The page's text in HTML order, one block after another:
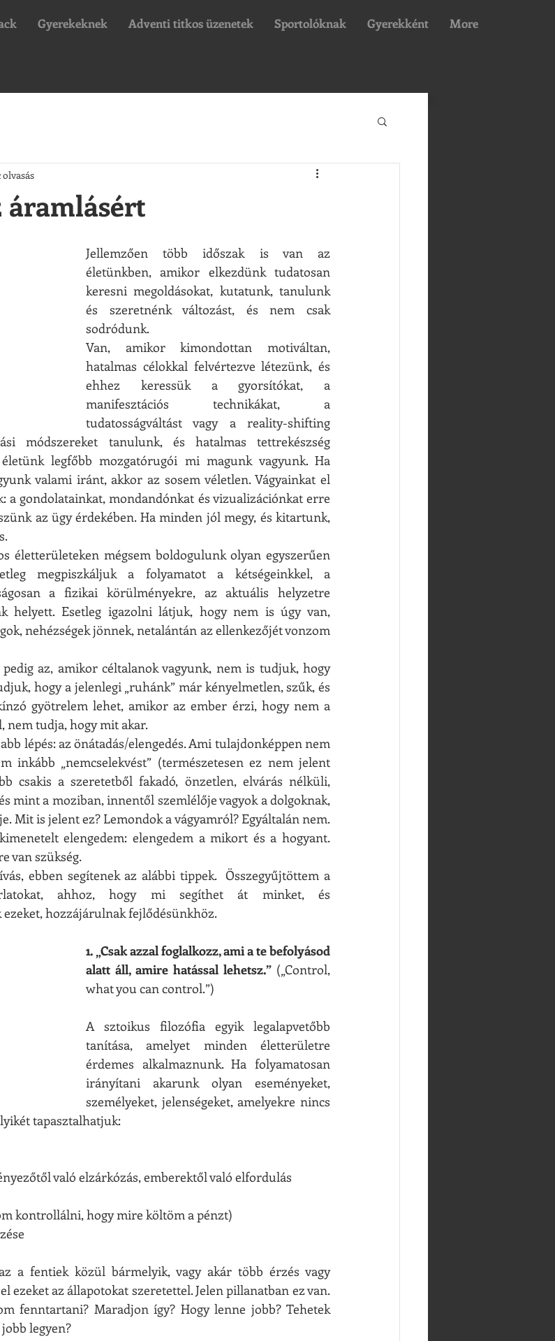
Gyerekeknek Adventi titkos üzenetek Sportolóknak Gyerekként More
áramlásért
Jellemzően több időszak is van az
életünkben, amikor elkezdünk tudatosan
keresni megoldásokat, kutatunk, tanulunk
és szeretnénk változást, és nem csak
sodródunk.
Van, amikor kimondottan motiváltan,
hatalmas célokkal felvértezve létezünk, és
ehhez keressük a gyorsítókat, a
manifesztációs technikákat, a
tudatosságváltást vagy a reality-shifting
módszereket tanulunk, és hatalmas tettrekészség
legfőbb mozgatórugói mi magunk vagyunk. Ha
valami iránt, akkor az sosem véletlen. Vágyainkat el
gondolatainkat, mondandónkat és vizualizációnkat erre
az ügy érdekében. Ha minden jól megy, és kitartunk,
életterületeken mégsem boldogulunk olyan egyszerűen
megpiszkáljuk a folyamatot a kétségeinkkel, a
a fizikai körülményekre, az aktuális helyzetre
helyett. Esetleg igazolni látjuk, hogy nem is úgy van,
nehézségek jönnek, netalántán az ellenkezőjét vonzom
az, amikor céltalanok vagyunk, nem is tudjuk, hogy
hogy a jelenlegi „ruhánk” már kényelmetlen, szűk, és
gyötrelem lehet, amikor az ember érzi, hogy nem a
nem tudja, hogy mit akar.
lépés: az önátadás/elengedés. Ami tulajdonképpen nem
inkább „nemcselekvést” (természetesen ez nem jelent
csakis a szeretetből fakadó, önzetlen, elvárás nélküli,
mint a moziban, innentől szemlélője vagyok a dolgoknak,
Mit is jelent ez? Lemondok a vágyamról? Egyáltalán nem.
elengedem: elengedem a mikort és a hogyant.
van szükség.
ebben segítenek az alábbi tippek.  Összegyűjtöttem a
ahhoz, hogy mi segíthet át minket, és
hozzájárulnak fejlődésünkhöz.
1. „Csak azzal foglalkozz, ami a te befolyásod
alatt áll, amire hatással lehetsz.” („Control,
what you can control.”)
A sztoikus filozófia egyik legalapvetőbb
tanítása, amelyet minden életterületre
érdemes alkalmaznunk. Ha folyamatosan
irányítani akarunk olyan eseményeket,
személyeket, jelenségeket, amelyekre nincs
tapasztalhatjuk:
tényezőtől való elzárkózás, emberektől való elfordulás
kontrollálni, hogy mire költöm a pénzt)
a fentiek közül bármelyik, vagy akár több érzés vagy
ezeket az állapotokat szeretettel. Jelen pillanatban ez van.
fenntartani? Maradjon így? Hogy lenne jobb? Tehetek
legyen?